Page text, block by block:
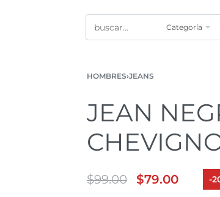
Categoría
HOMBRES›JEANS
JEAN
$99.00 $79.00 -